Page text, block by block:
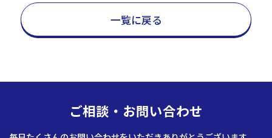
一覧に戻る
ご相談・お問い合わせ